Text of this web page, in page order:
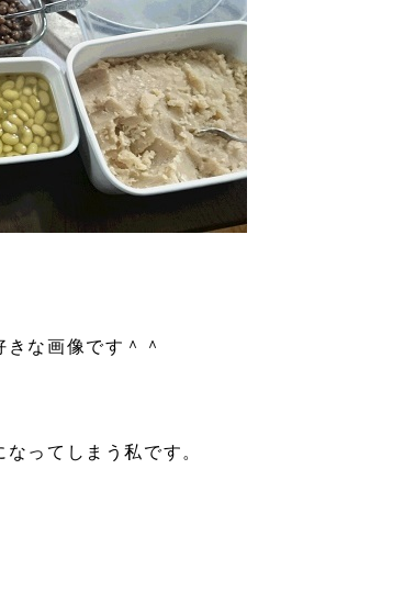
な画像です＾＾
ってしまう私です。